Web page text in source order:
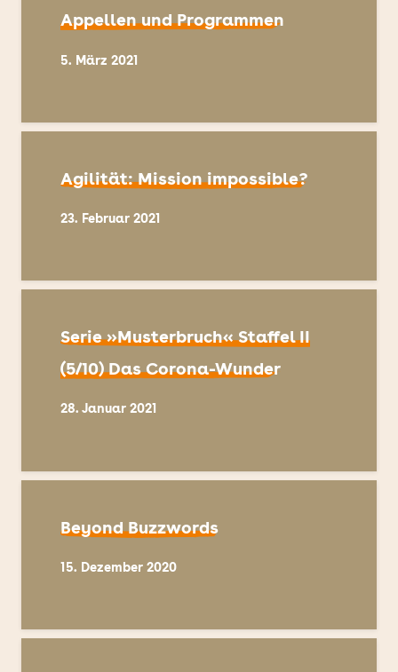
Appellen und Programmen
5. März 2021
Agilität: Mission impossible?
23. Februar 2021
Serie »Musterbruch« Staffel II
(5/10) Das Corona-Wunder
28. Januar 2021
Beyond Buzzwords
15. Dezember 2020